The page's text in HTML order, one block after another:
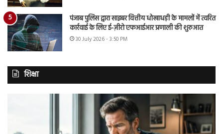
पंजाब पुलिस द्वारा साइबर वित्तीय धोखाधड़ी के मामलों में त्वरित
कार्रवाई के लिए ई-ज़ीरो एफआईआर प्रणाली की शुरुआत
30 July 2026 - 3:50 PM
शिक्षा